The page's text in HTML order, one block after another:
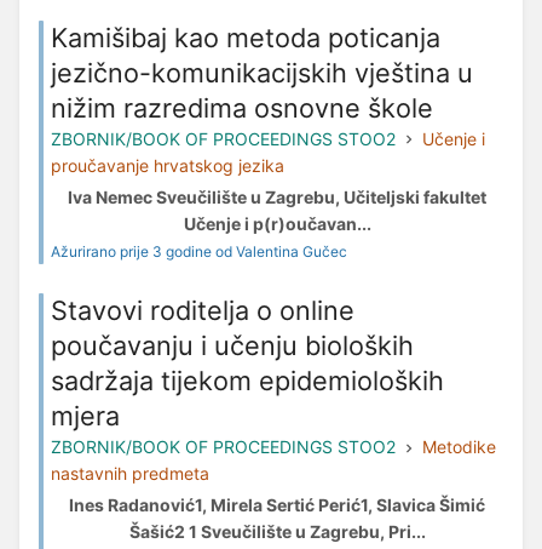
Kamišibaj kao metoda poticanja
jezično-komunikacijskih vještina u
nižim razredima osnovne škole
ZBORNIK/BOOK OF PROCEEDINGS STOO2
Učenje i
proučavanje hrvatskog jezika
Iva Nemec Sveučilište u Zagrebu, Učiteljski fakultet
Učenje i p(r)oučavan...
Ažurirano prije 3 godine od Valentina Gučec
Stavovi roditelja o online
poučavanju i učenju bioloških
sadržaja tijekom epidemioloških
mjera
ZBORNIK/BOOK OF PROCEEDINGS STOO2
Metodike
nastavnih predmeta
Ines Radanović1, Mirela Sertić Perić1, Slavica Šimić
Šašić2 1 Sveučilište u Zagrebu, Pri...